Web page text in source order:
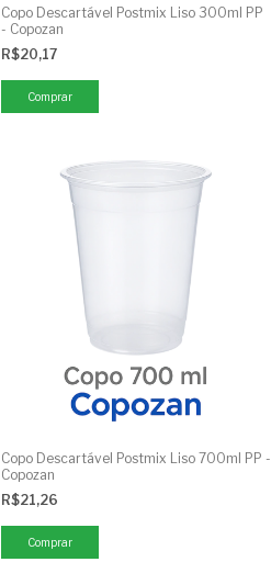
Copo Descartável Postmix Liso 300ml PP
- Copozan
R$20,17
Comprar
Copo Descartável Postmix Liso 700ml PP -
Copozan
R$21,26
Comprar